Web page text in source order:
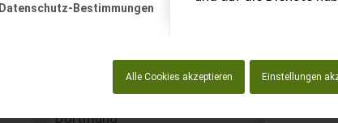
Datenschutz-Bestimmungen
Alle Cookies akzeptieren Einstellungen